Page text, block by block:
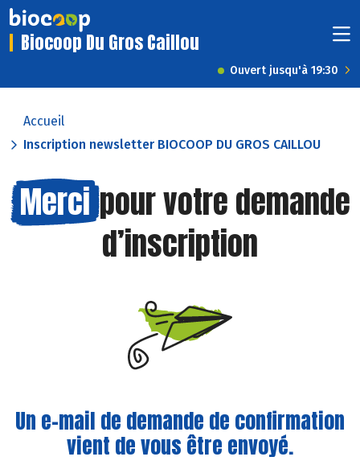
Biocoop Du Gros Caillou
Ouvert jusqu'à 19:30
Accueil
Inscription newsletter BIOCOOP DU GROS CAILLOU
Merci pour votre demande
d’inscription
Un e-mail de demande de confirmation
vient de vous être envoyé.